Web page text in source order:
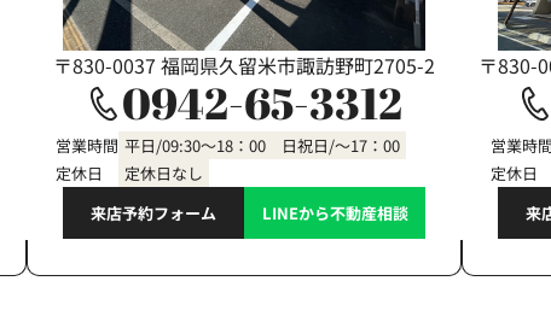
〒830-0037 福岡県久留米市諏訪野町2705-2
0942-65-3312
営業時間 平日/09:30～18：00 日祝日/～17：00
定休日
定休日なし
来店予約フォーム
LINEから不動産相談
〒830-
営業時
定休日
来